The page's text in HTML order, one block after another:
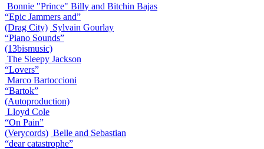
Bonnie "Prince" Billy and Bitchin Bajas
“Epic Jammers and”
(Drag City) Sylvain Gourlay
“Piano Sounds”
(13bismusic)
The Sleepy Jackson
“Lovers”
Marco Bartoccioni
“Bartok”
(Autoproduction)
Lloyd Cole
“On Pain”
(Verycords) Belle and Sebastian
“dear catastrophe”